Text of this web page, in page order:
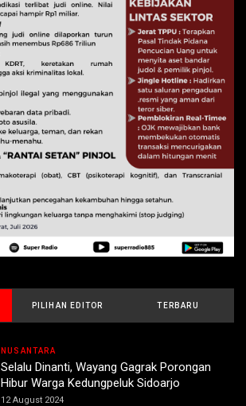
PILIHAN EDITOR TERBARU
NUSANTARA
Selalu Dinanti, Wayang Gagrak Porongan
Hibur Warga Kedungpeluk Sidoarjo
12 August 2024